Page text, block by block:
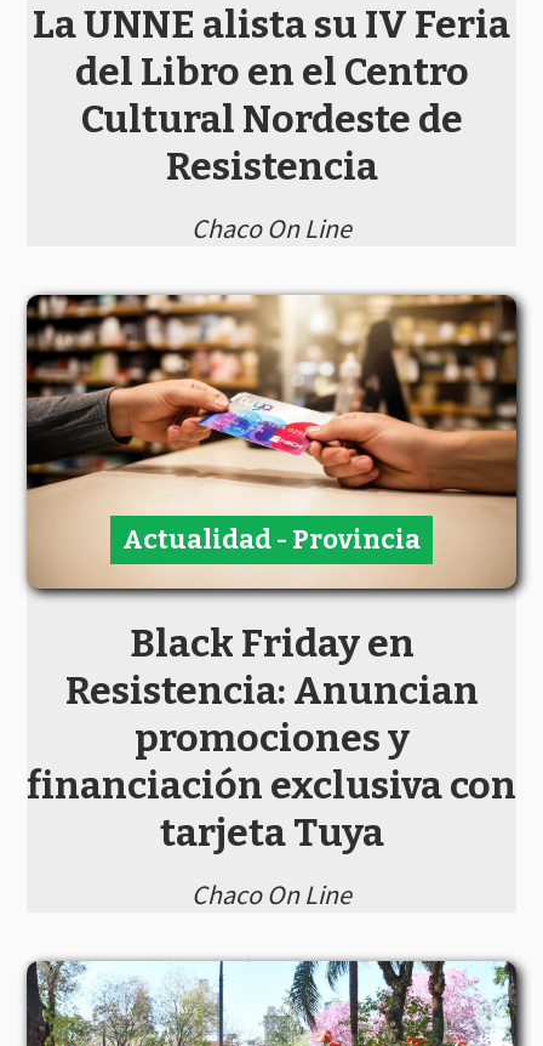
La UNNE alista su IV Feria
del Libro en el Centro
Cultural Nordeste de
Resistencia
Chaco On Line
Black Friday en
Resistencia: Anuncian
promociones y
financiación exclusiva con
tarjeta Tuya
Chaco On Line
Actualidad - Provincia